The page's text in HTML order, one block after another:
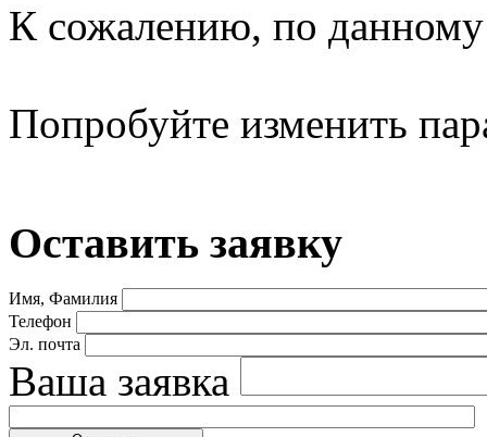
К сожалению, по данному
Попробуйте изменить
Оставить заявку
Имя, Фамилия
Телефон
Эл. почта
Ваша заявка